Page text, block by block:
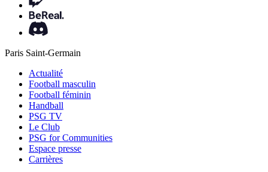
Paris Saint-Germain
Actualité
Football masculin
Football féminin
Handball
PSG TV
Le Club
PSG for Communities
Espace presse
Carrières